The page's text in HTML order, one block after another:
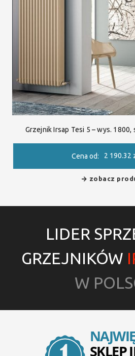
Grzejnik Irsap Tesi 5 – wys. 1800,
Cena od: 2 190.32
zobacz
LIDER
GRZEJNIKÓW
W